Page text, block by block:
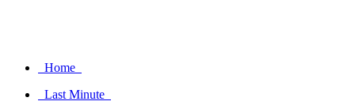
Home
Last Minute